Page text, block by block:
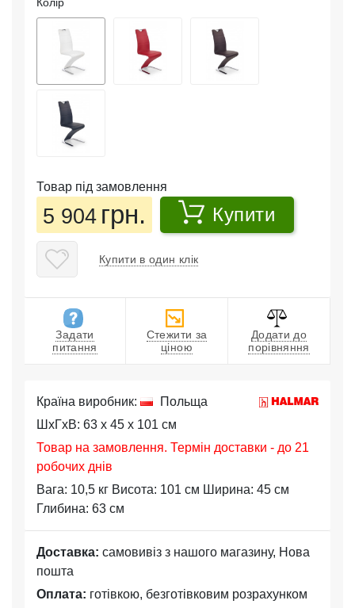
Товар під замовлення
5 904 грн. Купити
Купити в один клік
Задати
питання
Стежити за
ціною
Додати до
порівняння
Країна виробник:
Польща
ШхГхВ: 63 x 45 x 101 см
Товар на замовлення. Термін доставки - до 21
робочих днів
Вага: 10,5 кг Висота: 101 см Ширина: 45 см
Глибина: 63 см
Доставка: самовивіз з нашого магазину, Нова
пошта
Оплата: готівкою, безготівковим розрахунком